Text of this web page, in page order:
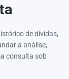
de dívidas,
a análise,
consulta sob